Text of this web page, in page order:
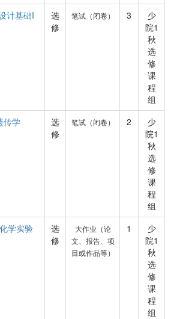
计基础I
选
修
笔试（闭卷） 3
少
院1
秋
选
修
课
程
组
传学
选
修
笔试（闭卷） 2
少
院1
秋
选
修
课
程
组
学实验
选
修
大作业（论
文、报告、项
目或作品等）
1
少
院1
秋
选
修
课
程
组